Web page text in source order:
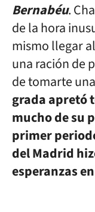
Bernabéu.
de la hora
mismo llegar
una ración de
de tomarte
grada apretó
mucho de su
primer
del Madrid
esperanzas